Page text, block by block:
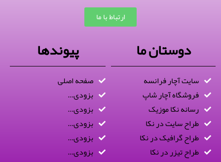
ارتباط با ما
دوستان ما
سایت آچار فرانسه
فروشگاه آچار شاپ
رسانه نکا موزیک
طراح سایت در نکا
طراح گرافیک در نکا
طراح تیزر در نکا
پیوندها
صفحه اصلی
بزودی...
بزودی...
بزودی...
بزودی...
بزودی...